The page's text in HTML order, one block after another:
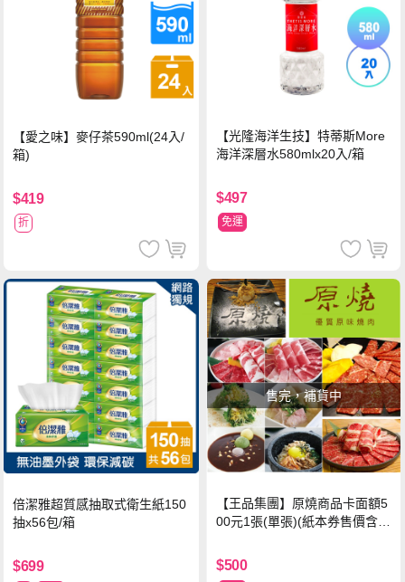
【愛之味】麥仔茶590ml(24入/
箱)
$419
折
【光隆海洋生技】特蒂斯More
海洋深層水580mlx20入/箱
$497
免運
倍潔雅超質感抽取式衛生紙150
抽x56包/箱
$699
售完，補貨中
【王品集團】原燒商品卡面額5
00元1張(單張)(紙本券售價含平
$500